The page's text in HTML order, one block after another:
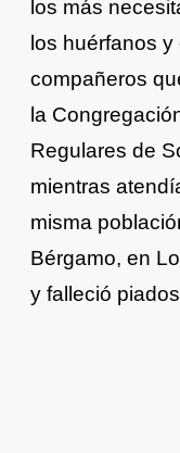
los más
los huérfanos
compañeros
la
Regulares de
mientras
misma
Bérgamo, en
y falleció